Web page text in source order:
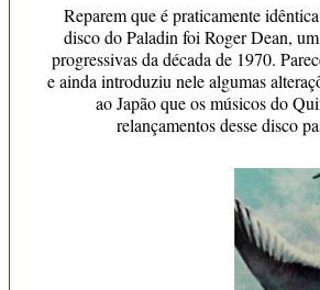
Reparem que é praticamente
disco do Paladin foi Roger Dean,
progressivas da década de 1970.
e ainda introduziu nele algumas
ao Japão que os músicos do
relançamentos desse disco